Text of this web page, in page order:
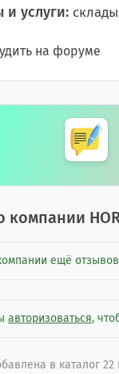
и услуги:
на форуме
компании
ещё
авторизоваться,
в каталог 22